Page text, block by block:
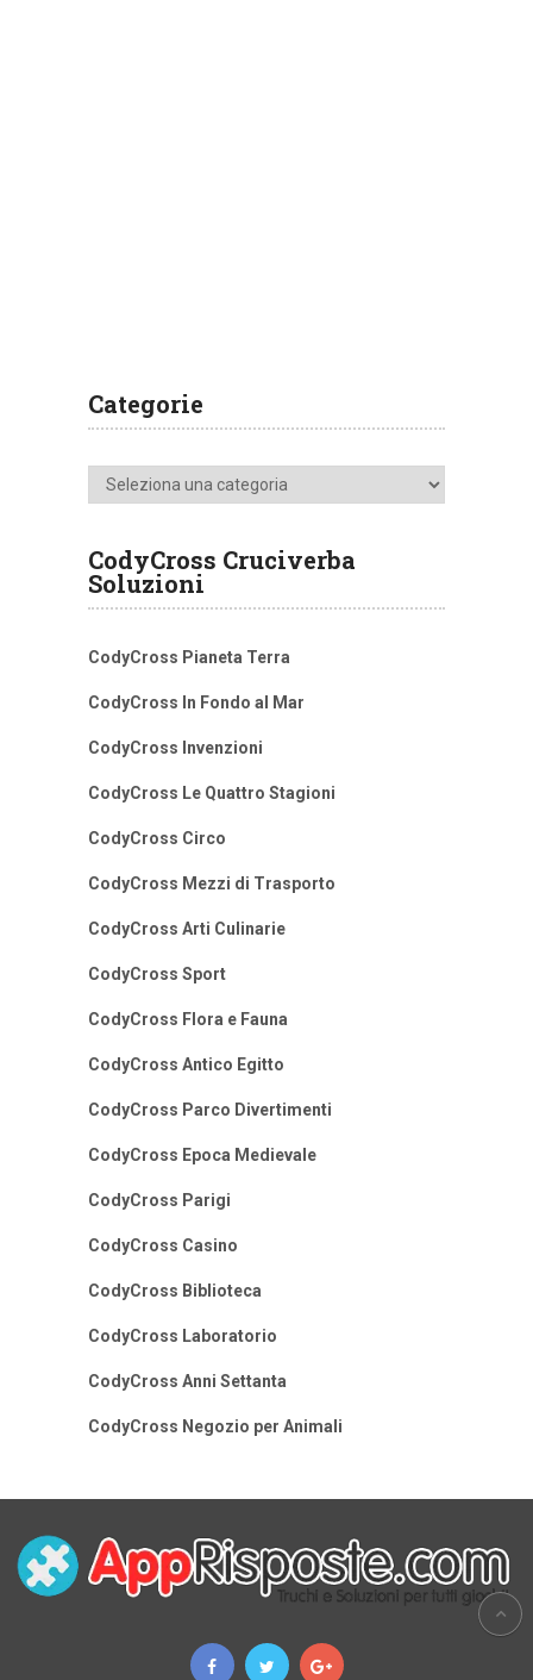
Categorie
Categorie
CodyCross Cruciverba
Soluzioni
CodyCross Pianeta Terra
CodyCross In Fondo al Mar
CodyCross Invenzioni
CodyCross Le Quattro Stagioni
CodyCross Circo
CodyCross Mezzi di Trasporto
CodyCross Arti Culinarie
CodyCross Sport
CodyCross Flora e Fauna
CodyCross Antico Egitto
CodyCross Parco Divertimenti
CodyCross Epoca Medievale
CodyCross Parigi
CodyCross Casino
CodyCross Biblioteca
CodyCross Laboratorio
CodyCross Anni Settanta
CodyCross Negozio per Animali